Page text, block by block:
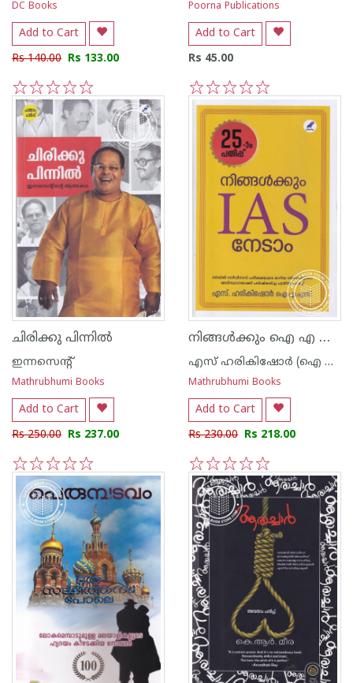
DC Books
Add to Cart
Rs 140.00 Rs 133.00
5
4
3
2
1
Poorna Publications
Add to Cart
Rs 45.00
5
4
3
2
1
ചിരിക്കു പിന്നില്‍
ഇന്നസെന്റ്‌
Mathrubhumi Books
Add to Cart
Rs 250.00 Rs 237.00
5
4
3
2
1
നിങ്ങള്‍ക്കും ഐ എ എസ് നേടാം
എസ് ഹരികിഷോര്‍ (ഐ എ എസ് )
Mathrubhumi Books
Add to Cart
Rs 230.00 Rs 218.00
5
4
3
2
1